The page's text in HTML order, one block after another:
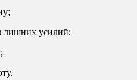
лишних усилий;